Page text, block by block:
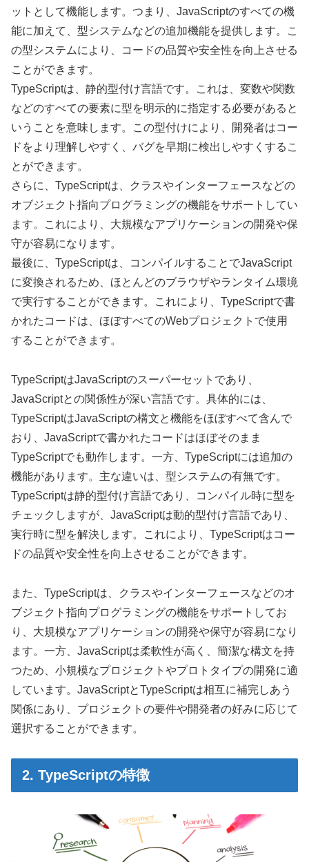
ットとして機能します。つまり、JavaScriptのすべての機
能に加えて、型システムなどの追加機能を提供します。こ
の型システムにより、コードの品質や安全性を向上させる
ことができます。
TypeScriptは、静的型付け言語です。これは、変数や関数
などのすべての要素に型を明示的に指定する必要があると
いうことを意味します。この型付けにより、開発者はコー
ドをより理解しやすく、バグを早期に検出しやすくするこ
とができます。
さらに、TypeScriptは、クラスやインターフェースなどの
オブジェクト指向プログラミングの機能をサポートしてい
ます。これにより、大規模なアプリケーションの開発や保
守が容易になります。
最後に、TypeScriptは、コンパイルすることでJavaScript
に変換されるため、ほとんどのブラウザやランタイム環境
で実行することができます。これにより、TypeScriptで書
かれたコードは、ほぼすべてのWebプロジェクトで使用
することができます。
TypeScriptはJavaScriptのスーパーセットであり、
JavaScriptとの関係性が深い言語です。具体的には、
TypeScriptはJavaScriptの構文と機能をほぼすべて含んで
おり、JavaScriptで書かれたコードはほぼそのまま
TypeScriptでも動作します。一方、TypeScriptには追加の
機能があります。主な違いは、型システムの有無です。
TypeScriptは静的型付け言語であり、コンパイル時に型を
チェックしますが、JavaScriptは動的型付け言語であり、
実行時に型を解決します。これにより、TypeScriptはコー
ドの品質や安全性を向上させることができます。
また、TypeScriptは、クラスやインターフェースなどのオ
ブジェクト指向プログラミングの機能をサポートしてお
り、大規模なアプリケーションの開発や保守が容易になり
ます。一方、JavaScriptは柔軟性が高く、簡潔な構文を持
つため、小規模なプロジェクトやプロトタイプの開発に適
しています。JavaScriptとTypeScriptは相互に補完しあう
関係にあり、プロジェクトの要件や開発者の好みに応じて
選択することができます。
2. TypeScriptの特徴